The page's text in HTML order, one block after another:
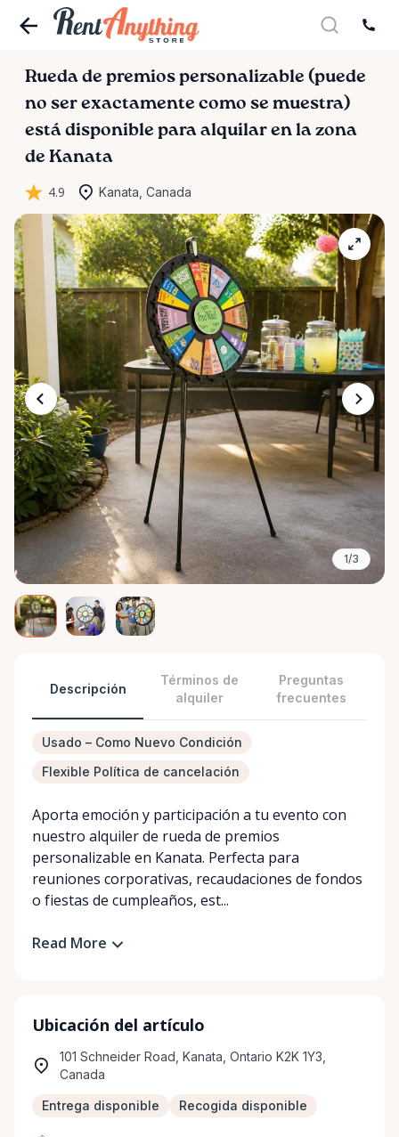
Rueda de premios personalizable (puede
no ser exactamente como se muestra)
está disponible para alquilar en la zona
de Kanata
4.9 Kanata, Canada
1/3
Descripción
Términos de
alquiler
Preguntas
frecuentes
Usado – Como Nuevo Condición
Flexible Política de cancelación
Aporta emoción y participación a tu evento con
nuestro alquiler de rueda de premios
personalizable en Kanata. Perfecta para
reuniones corporativas, recaudaciones de fondos
o fiestas de cumpleaños, est...
Read More
Ubicación del artículo
101 Schneider Road, Kanata, Ontario K2K 1Y3,
Canada
Entrega disponible Recogida disponible